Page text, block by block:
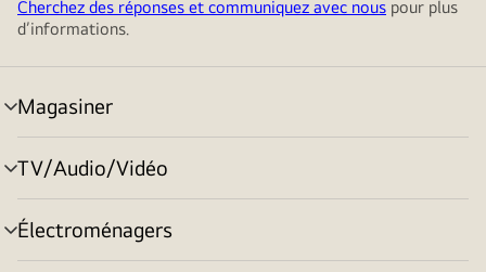
Cherchez des réponses et communiquez avec nous pour plus
d’informations.
Magasiner
menu
basculement
TV/Audio/Vidéo
menu
basculement
Électroménagers
menu
basculement